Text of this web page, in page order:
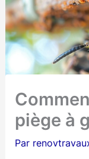
piège à
Par